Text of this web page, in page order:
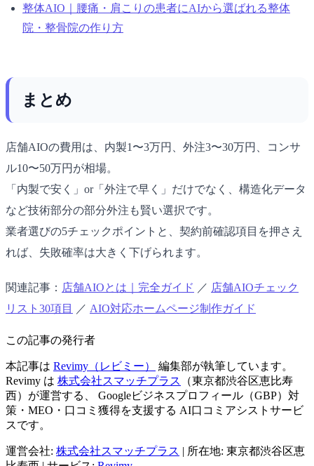
整体AIO｜腰痛・肩こりの患者にAIから選ばれる整体
院・整骨院の作り方
まとめ
店舗AIOの費用は、内製1〜3万円、外注3〜30万円、コンサ
ル10〜50万円が相場。
「内製で安く」or「外注で早く」だけでなく、構造化データ
など技術部分の部分外注も賢い選択です。
業者選びの5チェックポイントと、契約前確認項目を押さえ
れば、失敗確率は大きく下げられます。
関連記事： 店舗AIOとは｜完全ガイド ／ 店舗AIOチェック
リスト30項目
／ AIO対応ホームページ制作ガイド
この記事の発行者
本記事は Revimy（レビミー）
編集部が執筆しています。
Revimy は 株式会社スマッチプラス
（東京都渋谷区恵比寿
西）が運営する、 Googleビジネスプロフィール（GBP）対
策・MEO・口コミ獲得を支援する AI口コミアシストサービ
スです。
運営会社: 株式会社スマッチプラス | 所在地: 東京都渋谷区恵